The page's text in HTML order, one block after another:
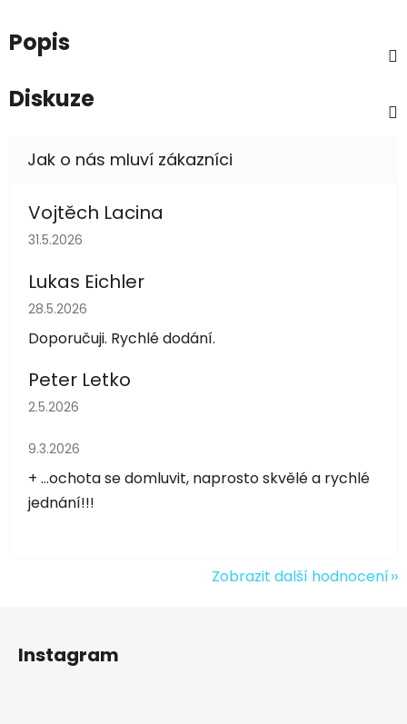
Popis
Diskuze
Vojtěch Lacina
Hodnocení obchodu je 5 z 5 hvězdiček.
31.5.2026
Lukas Eichler
Hodnocení obchodu je 5 z 5 hvězdiček.
28.5.2026
Doporučuji. Rychlé dodání.
Peter Letko
Hodnocení obchodu je 5 z 5 hvězdiček.
2.5.2026
Hodnocení obchodu je 5 z 5 hvězdiček.
9.3.2026
+ ...ochota se domluvit, naprosto skvělé a rychlé
jednání!!!
Zobrazit další hodnocení
Instagram